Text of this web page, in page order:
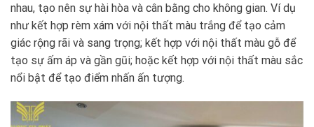
nhau, tạo nên sự hài hòa và cân bằng cho không gian. Ví dụ
như kết hợp rèm xám với nội thất màu trắng để tạo cảm
giác rộng rãi và sang trọng; kết hợp với nội thất màu gỗ để
tạo sự ấm áp và gần gũi; hoặc kết hợp với nội thất màu sắc
nổi bật để tạo điểm nhấn ấn tượng.